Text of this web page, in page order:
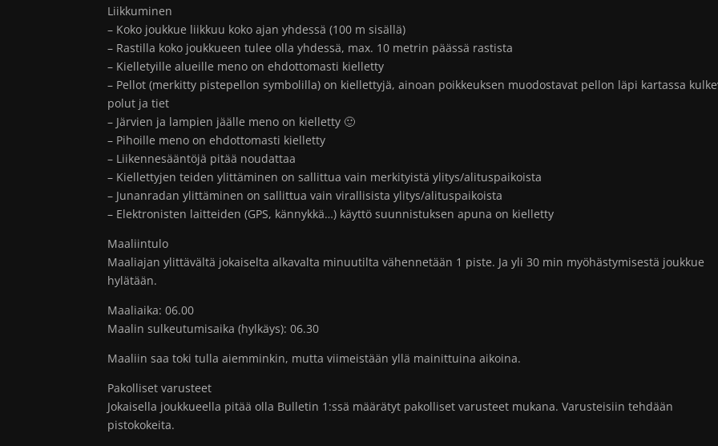
Liikkuminen
– Koko joukkue liikkuu koko ajan yhdessä (100 m sisällä)
– Rastilla koko joukkueen tulee olla yhdessä, max. 10 metrin päässä rastista
– Kielletyille alueille meno on ehdottomasti kielletty
– Pellot (merkitty pistepellon symbolilla) on kiellettyjä, ainoan poikkeuksen muodostavat pellon läpi kartassa
polut ja tiet
– Järvien ja lampien jäälle meno on kielletty 🙂
– Pihoille meno on ehdottomasti kielletty
– Liikennesääntöjä pitää noudattaa
– Kiellettyjen teiden ylittäminen on sallittua vain merkityistä ylitys/alituspaikoista
– Junanradan ylittäminen on sallittua vain virallisista ylitys/alituspaikoista
– Elektronisten laitteiden (GPS, kännykkä…) käyttö suunnistuksen apuna on kielletty
Maaliintulo
Maaliajan ylittävältä jokaiselta alkavalta minuutilta vähennetään 1 piste. Ja yli 30 min myöhästymisestä joukkue
hylätään.
Maaliaika: 06.00
Maalin sulkeutumisaika (hylkäys): 06.30
Maaliin saa toki tulla aiemminkin, mutta viimeistään yllä mainittuina aikoina.
Pakolliset varusteet
Jokaisella joukkueella pitää olla Bulletin 1:ssä määrätyt pakolliset varusteet mukana. Varusteisiin tehdään
pistokokeita.